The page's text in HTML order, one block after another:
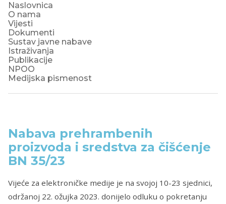
Naslovnica
O nama
Vijesti
Dokumenti
Sustav javne nabave
Istraživanja
Publikacije
NPOO
Medijska pismenost
Nabava prehrambenih
proizvoda i sredstva za čišćenje
BN 35/23
Vijeće za elektroničke medije je na svojoj 10-23 sjednici,
održanoj 22. ožujka 2023. donijelo odluku o pokretanju